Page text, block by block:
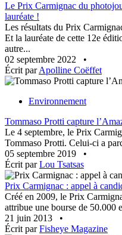
Le Prix Carmignac du
lauréate !
Les résultats du Prix
Et la lauréate de cette 12e
autre...
02 septembre 2022
•
Écrit parApolline Coëffet
Environnement
Tommaso Protti capture
Le 4 septembre, le Prix
Tommaso Protti. Celui-ci a
05 septembre 2019
•
Écrit parLou Tsatsas
Prix Carmignac : appel à
Créé en 2009, le Prix
attribue une bourse de 50.000
21 juin 2013
•
Écrit parFisheye Magazine